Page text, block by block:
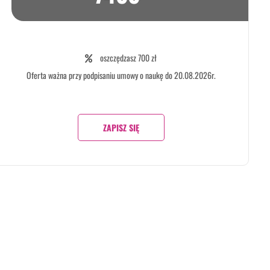
oszczędzasz 700 zł
Oferta ważna przy podpisaniu umowy o naukę do 20.08.2026r.
ZAPISZ SIĘ